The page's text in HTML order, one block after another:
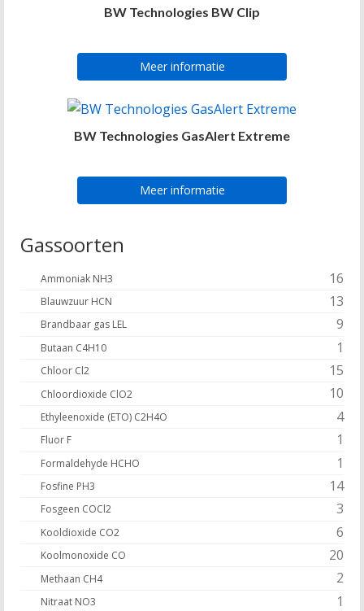
BW Technologies BW Clip
Meer informatie
BW Technologies GasAlert Extreme
Meer informatie
Gassoorten
Ammoniak NH3 16
Blauwzuur HCN 13
Brandbaar gas LEL 9
Butaan C4H10 1
Chloor Cl2 15
Chloordioxide ClO2 10
Ethyleenoxide (ETO) C2H4O 4
Fluor F 1
Formaldehyde HCHO 1
Fosfine PH3 14
Fosgeen COCl2 3
Kooldioxide CO2 6
Koolmonoxide CO 20
Methaan CH4 2
Nitraat NO3 1